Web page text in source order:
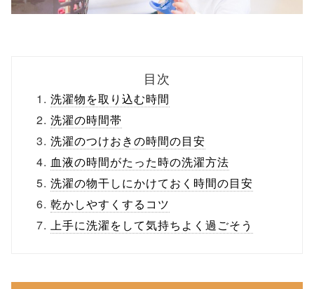
目次
洗濯物を取り込む時間
洗濯の時間帯
洗濯のつけおきの時間の目安
血液の時間がたった時の洗濯方法
洗濯の物干しにかけておく時間の目安
乾かしやすくするコツ
上手に洗濯をして気持ちよく過ごそう